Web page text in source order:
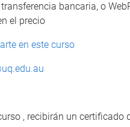
bancaria, o
el precio
en este curso
, recibirán un certificado